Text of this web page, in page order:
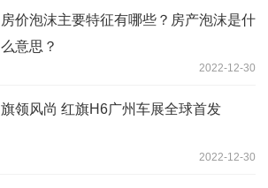
房价泡沫主要特征有哪些？房产泡沫是什
么意思？
2022-12-30
旗领风尚 红旗H6广州车展全球首发
2022-12-30